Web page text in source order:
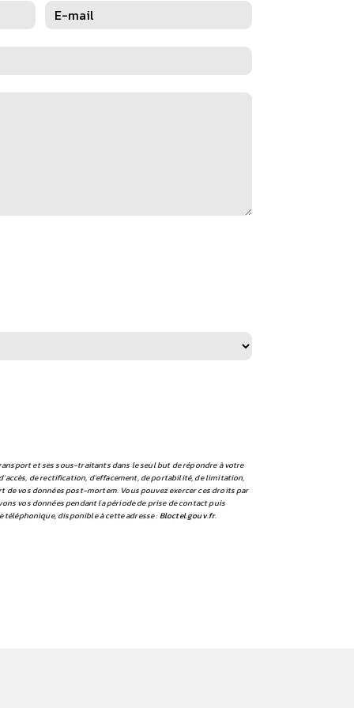
et ses sous-traitants dans le seul but de répondre à votre
de rectification, d’effacement, de portabilité, de limitation,
vos données post-mortem. Vous pouvez exercer ces droits par
vos données pendant la période de prise de contact puis
disponible à cette adresse :Bloctel.gouv.fr.